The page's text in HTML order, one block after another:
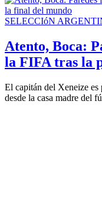
SELECCIóN
Atento, Boca:
la FIFA tras la
El capitán del Xeneize es
desde la casa madre del